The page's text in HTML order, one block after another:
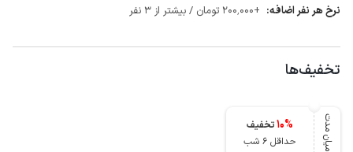
نرخ هر نفر اضافه: +200٬000 تومان / بیشتر از 3 نفر
تخفیف‌ها
میان مدت 10%
تخفیف
حداقل 6 شب